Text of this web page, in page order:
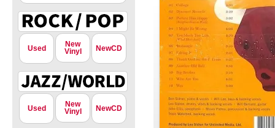
Used
New
Vinyl
NewCD
Used
New
Vinyl
NewCD